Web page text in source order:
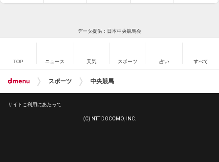
データ提供：日本中央競馬会
TOP ニュース 天気 スポーツ 占い すべて
スポーツ 中央競馬
サイトご利用にあたって
(C) NTT DOCOMO, INC.